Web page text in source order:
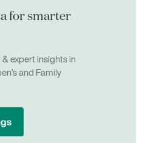
for smarter
expert insights in
and Family